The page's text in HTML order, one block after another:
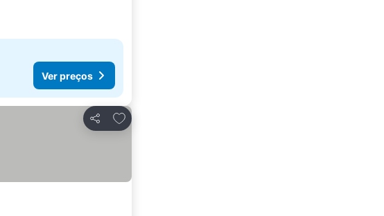
Ver preços
Partilhar
Adicionar aos favoritos